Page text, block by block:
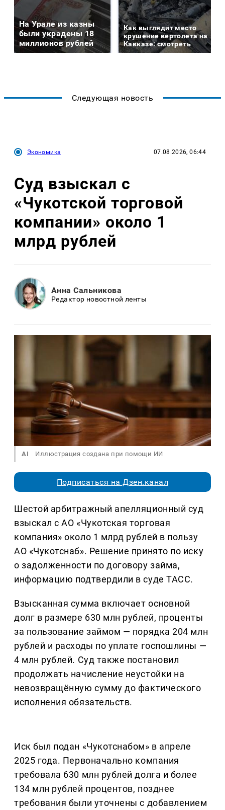
На Урале из казны
были украдены 18
миллионов рублей
Как выглядит место
крушение вертолета на
Кавказе: смотреть
Следующая новость
Экономика 07.08.2026, 06:44
Суд взыскал с
«Чукотской торговой
компании» около 1
млрд рублей
Анна Сальникова
Редактор новостной ленты
AI Иллюстрация создана при помощи ИИ
Подписаться на Дзен.канал
Шестой арбитражный апелляционный суд
взыскал с АО «Чукотская торговая
компания» около 1 млрд рублей в пользу
АО «Чукотснаб». Решение принято по иску
о задолженности по договору займа,
информацию подтвердили в суде ТАСС.
Взысканная сумма включает основной
долг в размере 630 млн рублей, проценты
за пользование займом — порядка 204 млн
рублей и расходы по уплате госпошлины —
4 млн рублей. Суд также постановил
продолжать начисление неустойки на
невозвращённую сумму до фактического
исполнения обязательств.
Иск был подан «Чукотснабом» в апреле
2025 года. Первоначально компания
требовала 630 млн рублей долга и более
134 млн рублей процентов, позднее
требования были уточнены с добавлением